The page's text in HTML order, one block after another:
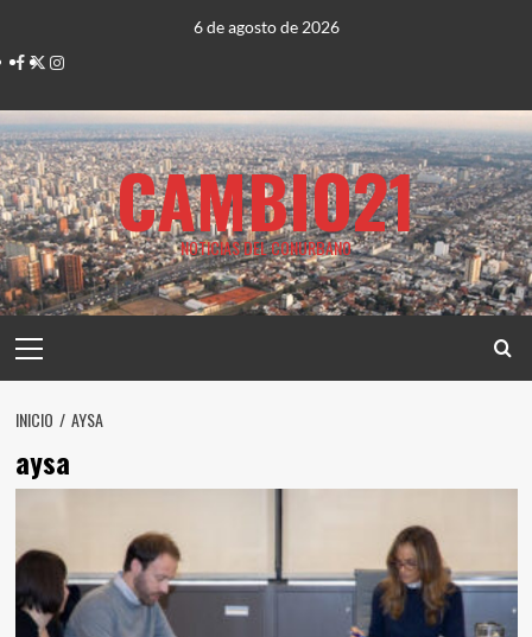
contenido
6 de agosto de 2026
Facebook
TwitterInstagram
CAMBIO21
NOTICIAS DEL CONURBANO
principal
INICIO AYSA
aysa